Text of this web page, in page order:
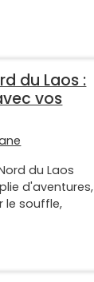
du Laos :
vos
du Laos
d'aventures,
le souffle,